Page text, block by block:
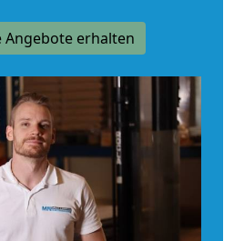
Angebote erhalten